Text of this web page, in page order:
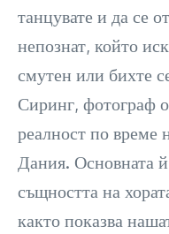
танцувате и да се
непознат, който
смутен или бихте
Сиринг, фотограф
реалност по време
Дания. Основната
същността на
както показва